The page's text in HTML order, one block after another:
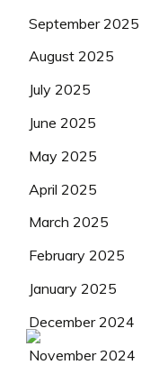
September 2025
August 2025
July 2025
June 2025
May 2025
April 2025
March 2025
February 2025
January 2025
December 2024
November 2024